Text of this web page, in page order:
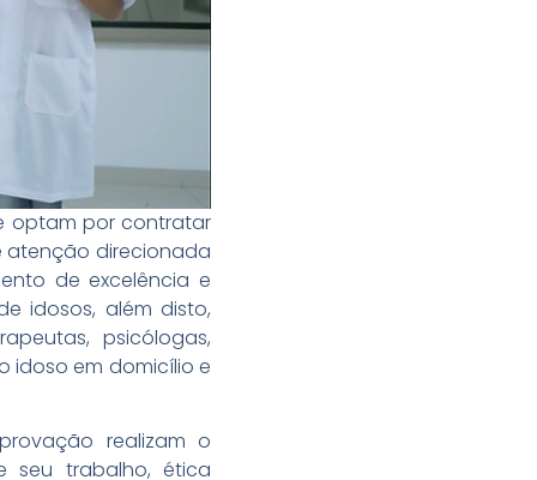
optam por contratar
atenção direcionada
de excelência e
idosos, além disto,
psicólogas,
idoso em domicílio e
realizam o
seu trabalho, ética